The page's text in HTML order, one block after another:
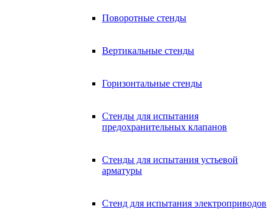
Поворотные стенды
Вертикальные стенды
Горизонтальные стенды
Стенды для испытания
предохранительных клапанов
Стенды для испытания устьевой
арматуры
Стенд для испытания электроприводов